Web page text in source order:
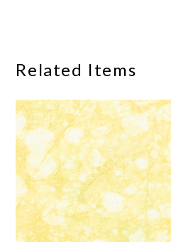
Related Items